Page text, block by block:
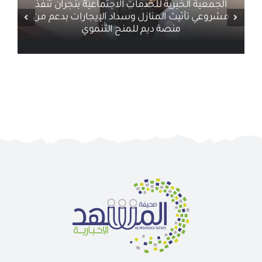
الجمعية الخيرية للخدمات الاجتماعية بنجران تنفذ
مشروعي تأثيث المنازل وسداد الإيجارات بدعم من
منصة ديم للمنح التنموي